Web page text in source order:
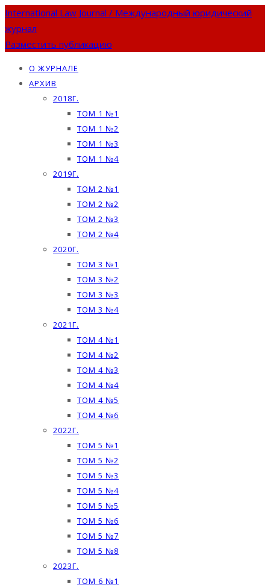
International Law Journal / Международный юридический
журнал
Разместить публикацию
О ЖУРНАЛЕ
АРХИВ
2018Г.
ТОМ 1 №1
ТОМ 1 №2
ТОМ 1 №3
ТОМ 1 №4
2019Г.
ТОМ 2 №1
ТОМ 2 №2
ТОМ 2 №3
ТОМ 2 №4
2020Г.
ТОМ 3 №1
ТОМ 3 №2
ТОМ 3 №3
ТОМ 3 №4
2021Г.
ТОМ 4 №1
ТОМ 4 №2
ТОМ 4 №3
ТОМ 4 №4
ТОМ 4 №5
ТОМ 4 №6
2022Г.
ТОМ 5 №1
ТОМ 5 №2
ТОМ 5 №3
ТОМ 5 №4
ТОМ 5 №5
ТОМ 5 №6
ТОМ 5 №7
ТОМ 5 №8
2023Г.
ТОМ 6 №1